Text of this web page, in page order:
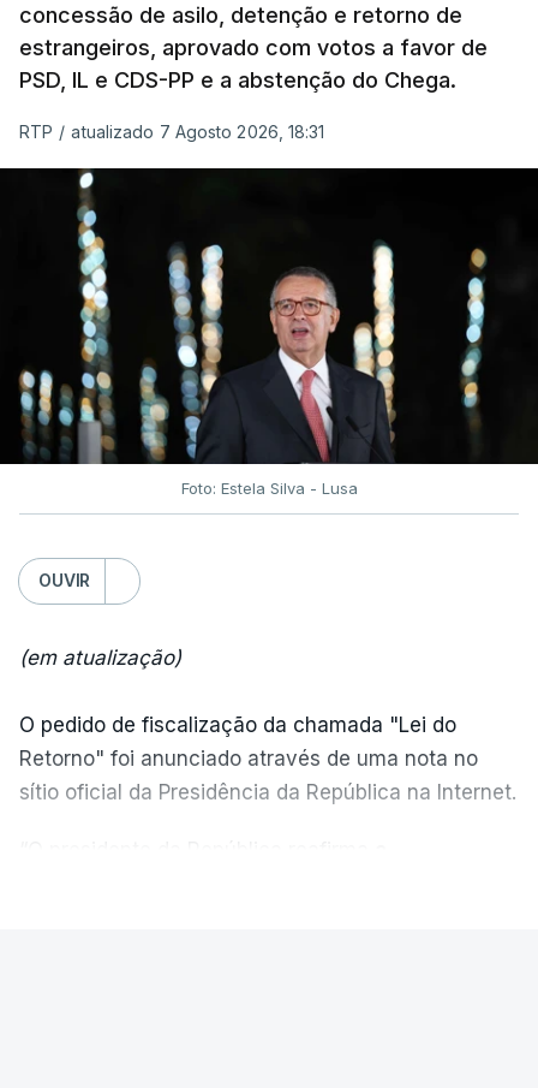
concessão de asilo, detenção e retorno de
estrangeiros, aprovado com votos a favor de
PSD, IL e CDS-PP e a abstenção do Chega.
RTP / atualizado 7 Agosto 2026, 18:31
Foto: Estela Silva - Lusa
OUVIR
(em atualização)
O pedido de fiscalização da chamada "Lei do
Retorno" foi anunciado através de uma nota no
sítio oficial da Presidência da República na Internet.